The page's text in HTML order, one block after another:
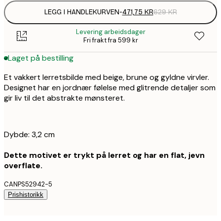
LEGG I HANDLEKURVEN-471,75 KR629 KR
Levering arbeidsdager
Fri frakt fra 599 kr
Laget på bestilling
Et vakkert lerretsbilde med beige, brune og gyldne virvler.
Designet har en jordnær følelse med glitrende detaljer som
gir liv til det abstrakte mønsteret.
Dybde: 3,2 cm
Dette motivet er trykt på lerret og har en flat, jevn
overflate.
CANPS52942-5
Prishistorikk